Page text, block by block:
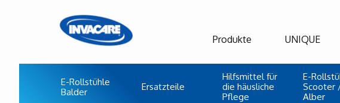
Produkte
E-Rollstühle
Balder
Ersatzteile
Hilfsmittel für
die häusliche
Pflege
E-
Scooter
Alber
UNIQUE